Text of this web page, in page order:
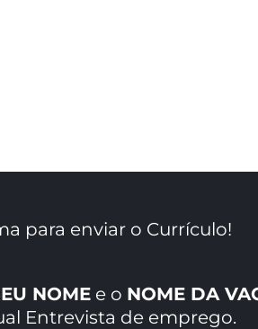
para enviar o Currículo!
NOME e o NOME DA
Entrevista de emprego.